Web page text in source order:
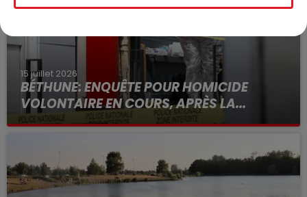
15 juillet 2026
BÉTHUNE: ENQUÊTE POUR HOMICIDE
VOLONTAIRE EN COURS, APRÈS LA...
Selon les premiers éléments, le logement servait